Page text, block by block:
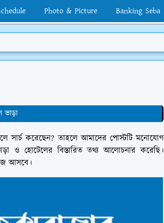
Photo & Picture Banking Seba
ভাড়া
সার্চ করেছেন? তাহলে আমাদের পোস্টটি মনোযোগ
ও হোটেলের বিস্তারিত তথ্য আলোচনার করেছি।
আসবে।